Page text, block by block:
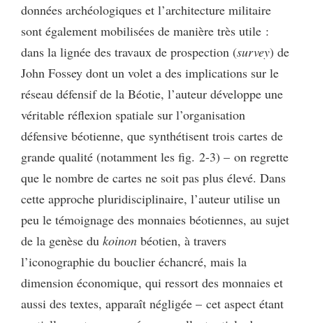
données archéologiques et l’architecture militaire
sont également mobilisées de manière très utile :
dans la lignée des travaux de prospection (survey) de
John Fossey dont un volet a des implications sur le
réseau défensif de la Béotie, l’auteur développe une
véritable réflexion spatiale sur l’organisation
défensive béotienne, que synthétisent trois cartes de
grande qualité (notamment les fig. 2-3) – on regrette
que le nombre de cartes ne soit pas plus élevé. Dans
cette approche pluridisciplinaire, l’auteur utilise un
peu le témoignage des monnaies béotiennes, au sujet
de la genèse du koinon béotien, à travers
l’iconographie du bouclier échancré, mais la
dimension économique, qui ressort des monnaies et
aussi des textes, apparaît négligée – cet aspect étant